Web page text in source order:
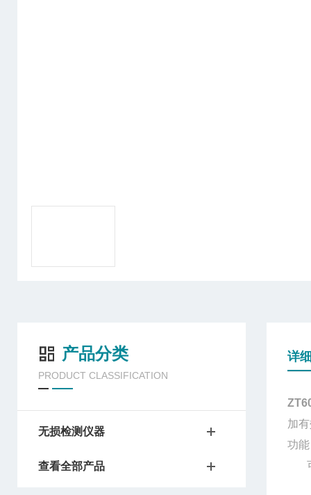
产品分类
PRODUCT CLASSIFICATION
无损检测仪器
查看全部产品
详
加
功
可